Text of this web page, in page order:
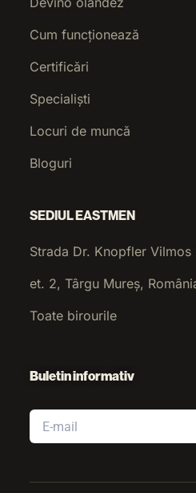
Cum funcționează
Certificări
Specialiști
Locuri de muncă
Bloguri
SEDIUL EASTMEN
Strada Dr. Knopfler
et. 2, Târgu Mureș,
Toate birourile
Buletin informativ
Email